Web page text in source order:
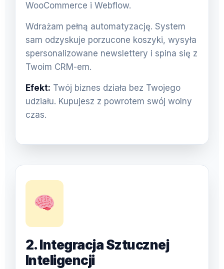
WooCommerce i Webflow.
Wdrażam pełną automatyzację. System
sam odzyskuje porzucone koszyki, wysyła
spersonalizowane newslettery i spina się z
Twoim CRM-em.
Efekt: Twój biznes działa bez Twojego
udziału. Kupujesz z powrotem swój wolny
czas.
2. Integracja Sztucznej
Inteligencji